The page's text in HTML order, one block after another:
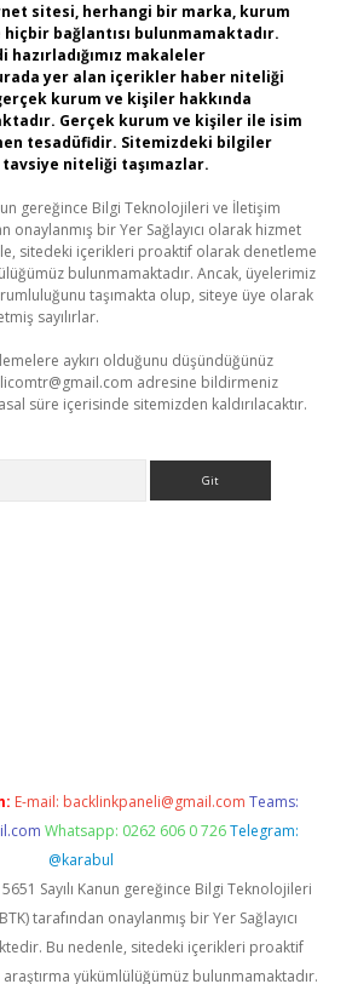
sitesi, herhangi bir marka, kurum
bağlantısı bulunmamaktadır.
hazırladığımız makaleler
yer alan içerikler haber niteliği
kurum ve kişiler hakkında
Gerçek kurum ve kişiler ile isim
tesadüfidir. Sitemizdeki bilgiler
niteliği taşımazlar.
gereğince Bilgi Teknolojileri ve İletişim
onaylanmış bir Yer Sağlayıcı olarak hizmet
sitedeki içerikleri proaktif olarak denetleme
bulunmamaktadır. Ancak, üyelerimiz
taşımakta olup, siteye üye olarak
sayılırlar.
aykırı olduğunu düşündüğünüz
adresine bildirmeniz
süre içerisinde sitemizden kaldırılacaktır.
E-mail: backlinkpaneli@gmail.com Teams:
Whatsapp: 0262 606 0 726 Telegram:
@karabul
Sayılı Kanun gereğince Bilgi Teknolojileri
tarafından onaylanmış bir Yer Sağlayıcı
Bu nedenle, sitedeki içerikleri proaktif
yükümlülüğümüz bulunmamaktadır.